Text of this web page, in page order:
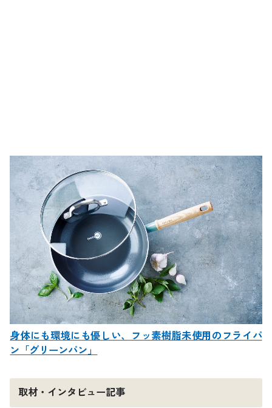
身体にも環境にも優しい、フッ素樹脂未使用のフライパ
ン「グリーンパン」
取材・インタビュー記事